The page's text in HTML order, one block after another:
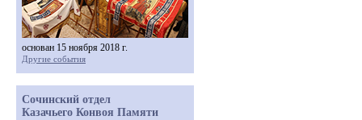
основан 15 ноября 2018 г.
Другие события
Сочинский отдел
Казачьего Конвоя Памяти